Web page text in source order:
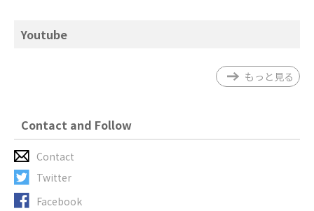
Youtube
もっと見る
Contact and Follow
Contact
Twitter
Facebook